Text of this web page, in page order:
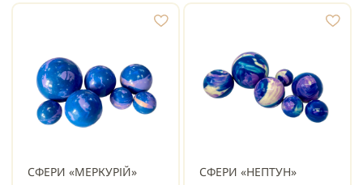
СФЕРИ «МЕРКУРІЙ» СФЕРИ «НЕПТУН»